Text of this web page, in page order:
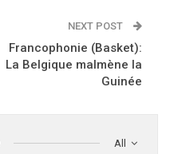
NEXT POST
Francophonie (Basket):
La Belgique malmène la
Guinée
All